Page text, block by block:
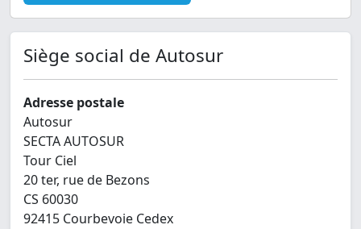
Siège social de Autosur
Adresse postale
Autosur
SECTA AUTOSUR
Tour Ciel
20 ter, rue de Bezons
CS 60030
92415 Courbevoie Cedex